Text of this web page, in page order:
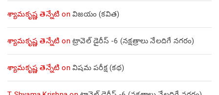
శ్యామకృష్ణ తెన్నేటి on విజయం (కవిత)
శ్యామకృష్ణ తెన్నేటి on ట్రావెల్ డైరీస్ -6 (నక్షత్రాలు నేలదిగే నగరం)
శ్యామకృష్ణ తెన్నేటి on విషమ పరీక్ష (క‌థ‌)